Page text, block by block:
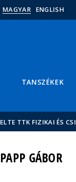
MAGYAR ENGLISH
TANSZÉKEK
ELTE TTK FIZIKAI ÉS
PAPP GÁBOR